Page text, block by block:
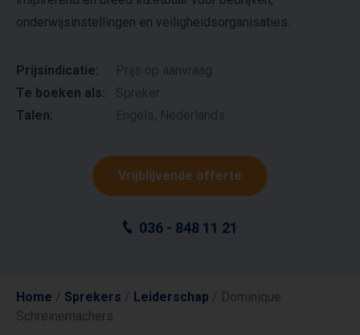
onderwijsinstellingen en veiligheidsorganisaties.
Prijsindicatie:
Prijs op aanvraag
Te boeken als:
Talen:
Vrijblijvende offerte
036 - 848 11 21
Home / Sprekers / Leiderschap / Dominique
Schreinemachers